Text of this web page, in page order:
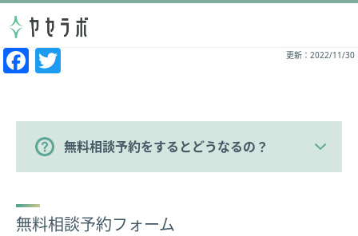
更新：2022/11/30
Facebook
無料相談予約をするとどうなるの？
無料相談予約フォーム